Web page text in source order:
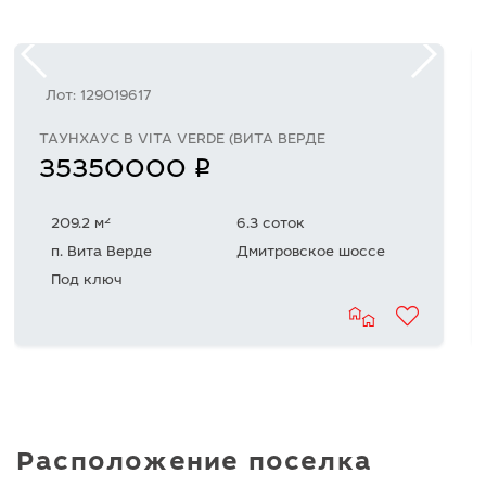
Лот: 129019617
ТАУНХАУС В VITA VERDE (ВИТА ВЕРДЕ
35350000 q
209.2 м2
6.3 соток
п. Вита Верде
Дмитровское шоссе
Под ключ
Расположение поселка